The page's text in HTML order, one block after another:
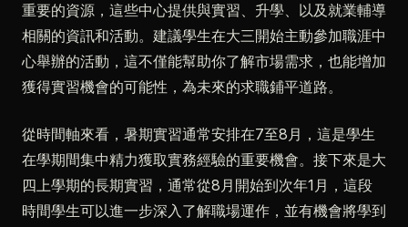
重要的資源，這些中心提供與實習、升學、以及就業輔導
相關的資訊和活動。建議學生在大三開始主動參加職涯中
心舉辦的活動，這不僅能幫助你了解市場需求，也能增加
獲得實習機會的可能性，為未來的求職鋪平道路。
從時間軸來看，暑期實習通常安排在7至8月，這是學生
在學期間集中精力獲取實務經驗的重要機會。接下來是大
四上學期的長期實習，通常從8月開始到次年1月，這段
時間學生可以進一步深入了解職場運作，並有機會將學到